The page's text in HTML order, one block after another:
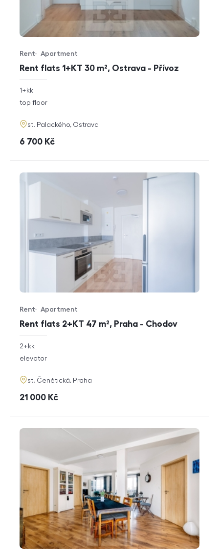
Rent flats 1+KT 30 m², Ostrava - Přívoz
Offer type
Rent
Property type
Apartment
rozměry
disposition
1+kk
funkce
top floor
adresa
st. Palackého, Ostrava
cena
6 700 Kč
Rent flats 2+KT 47 m², Praha - Chodov
Offer type
Rent
Property type
Apartment
rozměry
2+kk
funkce
elevator
adresa
st. Čenětická, Praha
cena
21 000 Kč